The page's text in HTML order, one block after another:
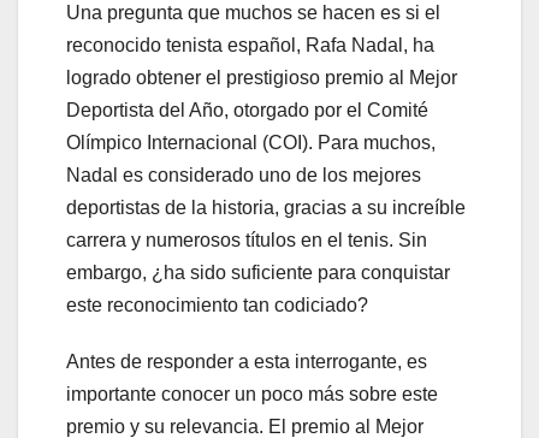
Una pregunta que muchos se hacen es si el
reconocido tenista español, Rafa Nadal, ha
logrado obtener el prestigioso premio al Mejor
Deportista del Año, otorgado por el Comité
Olímpico Internacional (COI). Para muchos,
Nadal es considerado uno de los mejores
deportistas de la historia, gracias a su increíble
carrera y numerosos títulos en el tenis. Sin
embargo, ¿ha sido suficiente para conquistar
este reconocimiento tan codiciado?
Antes de responder a esta interrogante, es
importante conocer un poco más sobre este
premio y su relevancia. El premio al Mejor